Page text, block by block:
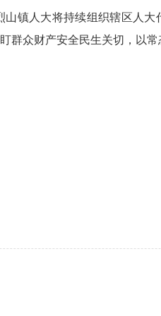
镇人大将持续组织辖区人
群众财产安全民生关切，以